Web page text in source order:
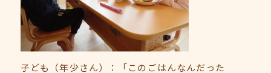
子ども（年少さん）：「このごはんなんだった